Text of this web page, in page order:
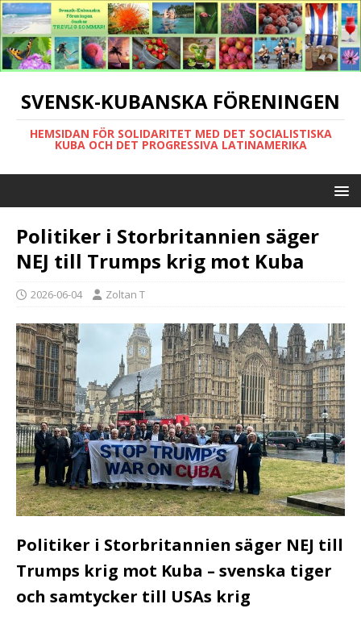
SVENSK-KUBANSKA FÖRENINGEN
HEMSIDAN FÖR SOLIDARITET MED DET SOCIALISTISKA
KUBA OCH DET PROGRESSIVA LATINAMERIKA
Politiker i Storbritannien säger
NEJ till Trumps krig mot Kuba
2026-06-04 Zoltan T
Politiker i Storbritannien säger NEJ till
Trumps krig mot Kuba – svenska tiger
och samtycker till USAs krig